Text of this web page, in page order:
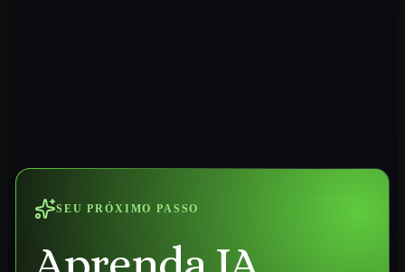
SEU PRÓXIMO PASSO